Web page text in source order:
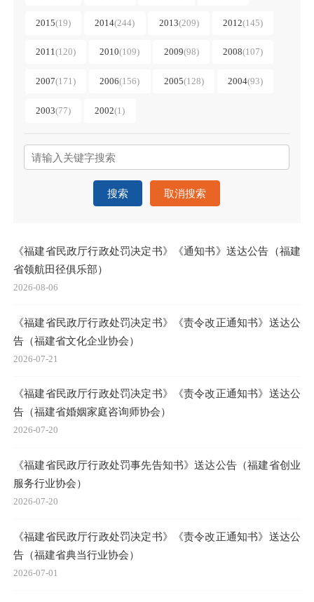
2015(19) 2014(244) 2013(209) 2012(145)
2011(120) 2010(109) 2009(98) 2008(107)
2007(171) 2006(156) 2005(128) 2004(93)
2003(77) 2002(1)
搜索 取消搜索
《福建省民政厅行政处罚决定书》《通知书》送达公告（福建
省领航田径俱乐部）
2026-08-06
《福建省民政厅行政处罚决定书》《责令改正通知书》送达公
告（福建省文化企业协会）
2026-07-21
《福建省民政厅行政处罚决定书》《责令改正通知书》送达公
告（福建省婚姻家庭咨询师协会）
2026-07-20
《福建省民政厅行政处罚事先告知书》送达公告（福建省创业
服务行业协会）
2026-07-20
《福建省民政厅行政处罚决定书》《责令改正通知书》送达公
告（福建省典当行业协会）
2026-07-01